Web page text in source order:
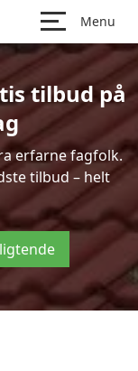
Menu
tilbud på
erfarne fagfolk.
tilbud – helt